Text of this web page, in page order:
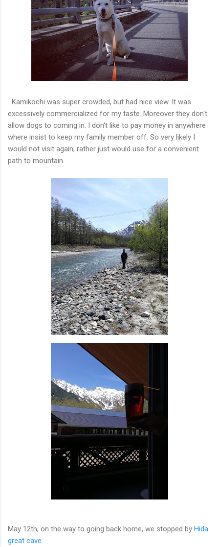
Kamikochi was super crowded, but had nice view. It was
excessively commercialized for my taste. Moreover they don't
allow dogs to coming in. I don't like to pay money in anywhere
where insist to keep my family member off. So very likely I
would not visit again, rather just would use for a convenient
path to mountain.
May 12th, on the way to going back home, we stopped by Hida
great cave.